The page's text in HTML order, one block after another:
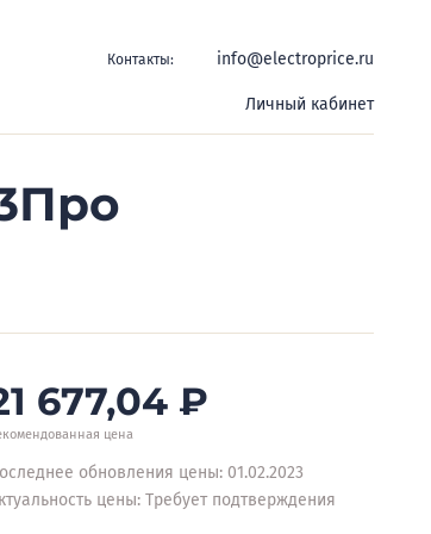
Контакты: info@electroprice.ru
Личный кабинет
677,04 ₽
цена
обновления цены: 01.02.2023
цены: Требует подтверждения